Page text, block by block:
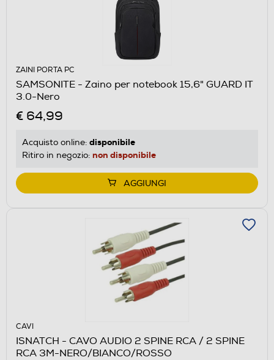
ZAINI PORTA PC
SAMSONITE - Zaino per notebook 15,6" GUARD IT
3.0-Nero
€ 64,99
Acquisto online: disponibile
Ritiro in negozio: non disponibile
AGGIUNGI
CAVI
ISNATCH - CAVO AUDIO 2 SPINE RCA / 2 SPINE
RCA 3M-NERO/BIANCO/ROSSO